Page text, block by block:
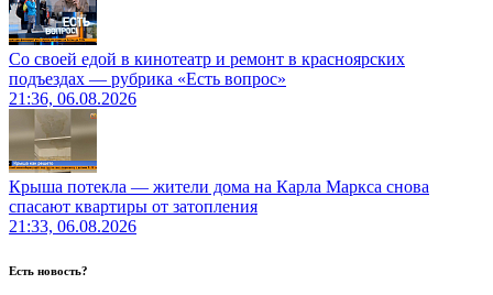
Со своей едой в кинотеатр и ремонт в красноярских
подъездах — рубрика «Есть вопрос»
21:36, 06.08.2026
Крыша потекла — жители дома на Карла Маркса снова
спасают квартиры от затопления
21:33, 06.08.2026
Есть новость?